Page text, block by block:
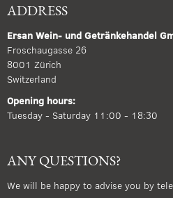
ADDRESS
Ersan Wein- und Getränkehandel
Froschaugasse 26
8001 Zürich
Switzerland
Opening hours:
Tuesday - Saturday 11:00 - 18:30
ANY QUESTIONS?
We will be happy to advise you by